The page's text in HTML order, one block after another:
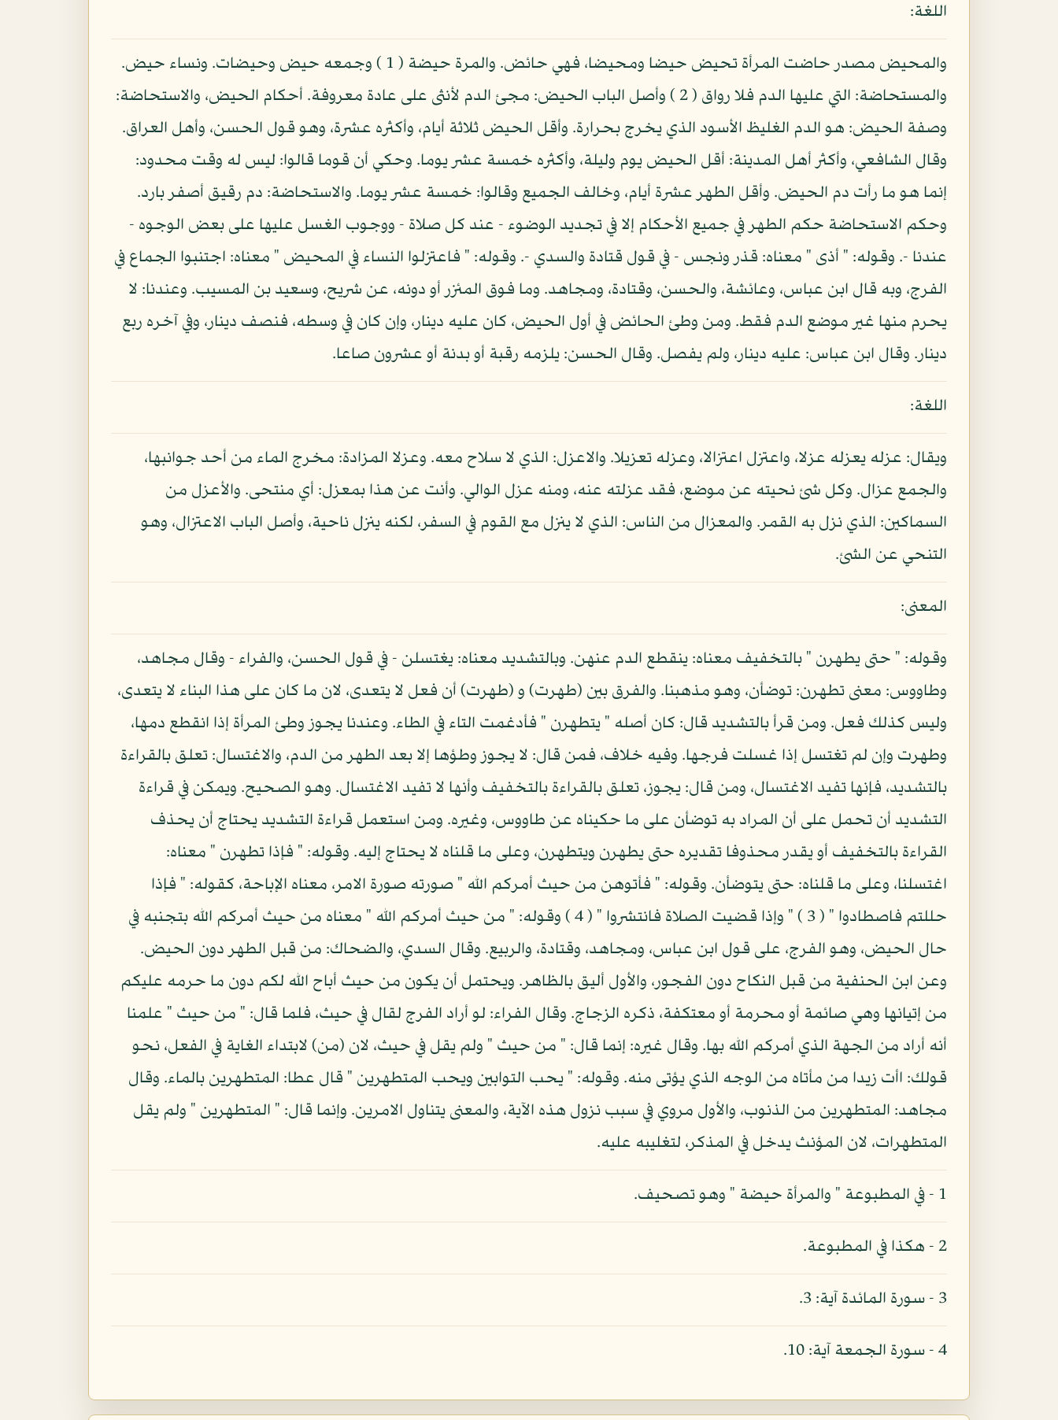
اللغة:
والمحيض مصدر حاضت المرأة تحيض حيضا ومحيضا، فهي حائض. والمرة حيضة ( 1 ) وجمعه حيض وحيضات. ونساء حيض.
والمستحاضة: التي عليها الدم فلا رواق ( 2 ) وأصل الباب الحيض: مجئ الدم لأنثى على عادة معروفة. أحكام الحيض، والاستحاضة:
وصفة الحيض: هو الدم الغليظ الأسود الذي يخرج بحرارة. وأقل الحيض ثلاثة أيام، وأكثره عشرة، وهو قول الحسن، وأهل العراق.
وقال الشافعي، وأكثر أهل المدينة: أقل الحيض يوم وليلة، وأكثره خمسة عشر يوما. وحكي أن قوما قالوا: ليس له وقت محدود:
إنما هو ما رأت دم الحيض. وأقل الطهر عشرة أيام، وخالف الجميع وقالوا: خمسة عشر يوما. والاستحاضة: دم رقيق أصفر بارد.
وحكم الاستحاضة حكم الطهر في جميع الأحكام إلا في تجديد الوضوء - عند كل صلاة - ووجوب الغسل عليها على بعض الوجوه -
عندنا -. وقوله: " أذى " معناه: قذر ونجس - في قول قتادة والسدي -. وقوله: " فاعتزلوا النساء في المحيض " معناه: اجتنبوا الجماع في
الفرج، وبه قال ابن عباس، وعائشة، والحسن، وقتادة، ومجاهد. وما فوق المئزر أو دونه، عن شريح، وسعيد بن المسيب. وعندنا: لا
يحرم منها غير موضع الدم فقط. ومن وطئ الحائض في أول الحيض، كان عليه دينار، وإن كان في وسطه، فنصف دينار، وفي آخره ربع
دينار. وقال ابن عباس: عليه دينار، ولم يفصل. وقال الحسن: يلزمه رقبة أو بدنة أو عشرون صاعا.
اللغة:
ويقال: عزله يعزله عزلا، واعتزل اعتزالا، وعزله تعزيلا. والاعزل: الذي لا سلاح معه. وعزلا المزادة: مخرج الماء من أحد جوانبها،
والجمع عزال. وكل شئ نحيته عن موضع، فقد عزلته عنه، ومنه عزل الوالي. وأنت عن هذا بمعزل: أي منتحى. والأعزل من
السماكين: الذي نزل به القمر. والمعزال من الناس: الذي لا ينزل مع القوم في السفر، لكنه ينزل ناحية، وأصل الباب الاعتزال، وهو
التنحي عن الشئ.
المعنى:
وقوله: " حتى يطهرن " بالتخفيف معناه: ينقطع الدم عنهن. وبالتشديد معناه: يغتسلن - في قول الحسن، والفراء - وقال مجاهد،
وطاووس: معنى تطهرن: توضأن، وهو مذهبنا. والفرق بين (طهرت) و (طهرت) أن فعل لا يتعدى، لان ما كان على هذا البناء لا يتعدى،
وليس كذلك فعل. ومن قرأ بالتشديد قال: كان أصله " يتطهرن " فأدغمت التاء في الطاء. وعندنا يجوز وطئ المرأة إذا انقطع دمها،
وطهرت وإن لم تغتسل إذا غسلت فرجها. وفيه خلاف، فمن قال: لا يجوز وطؤها إلا بعد الطهر من الدم، والاغتسال: تعلق بالقراءة
بالتشديد، فإنها تفيد الاغتسال، ومن قال: يجوز، تعلق بالقراءة بالتخفيف وأنها لا تفيد الاغتسال. وهو الصحيح. ويمكن في قراءة
التشديد أن تحمل على أن المراد به توضأن على ما حكيناه عن طاووس، وغيره. ومن استعمل قراءة التشديد يحتاج أن يحذف
القراءة بالتخفيف أو يقدر محذوفا تقديره حتى يطهرن ويتطهرن، وعلى ما قلناه لا يحتاج إليه. وقوله: " فإذا تطهرن " معناه:
اغتسلنا، وعلى ما قلناه: حتى يتوضأن. وقوله: " فأتوهن من حيث أمركم الله " صورته صورة الامر، معناه الإباحة، كقوله: " فإذا
حللتم فاصطادوا " ( 3 ) " وإذا قضيت الصلاة فانتشروا " ( 4 ) وقوله: " من حيث أمركم الله " معناه من حيث أمركم الله بتجنبه في
حال الحيض، وهو الفرج، على قول ابن عباس، ومجاهد، وقتادة، والربيع. وقال السدي، والضحاك: من قبل الطهر دون الحيض.
وعن ابن الحنفية من قبل النكاح دون الفجور، والأول أليق بالظاهر. ويحتمل أن يكون من حيث أباح الله لكم دون ما حرمه عليكم
من إتيانها وهي صائمة أو محرمة أو معتكفة، ذكره الزجاج. وقال الفراء: لو أراد الفرج لقال في حيث، فلما قال: " من حيث " علمنا
أنه أراد من الجهة الذي أمركم الله بها. وقال غيره: إنما قال: " من حيث " ولم يقل في حيث، لان (من) لابتداء الغاية في الفعل، نحو
قولك: اأت زيدا من مأتاه من الوجه الذي يؤتى منه. وقوله: " يحب التوابين ويحب المتطهرين " قال عطا: المتطهرين بالماء. وقال
مجاهد: المتطهرين من الذنوب، والأول مروي في سبب نزول هذه الآية، والمعنى يتناول الامرين. وإنما قال: " المتطهرين " ولم يقل
المتطهرات، لان المؤنث يدخل في المذكر، لتغليبه عليه.
1 - في المطبوعة " والمرأة حيضة " وهو تصحيف.
2 - هكذا في المطبوعة.
3 - سورة المائدة آية: 3.
4 - سورة الجمعة آية: 10.